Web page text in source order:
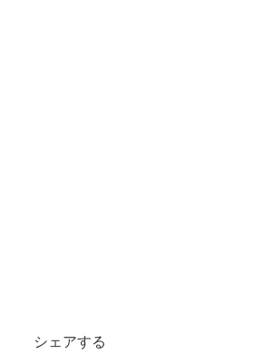
シェアする